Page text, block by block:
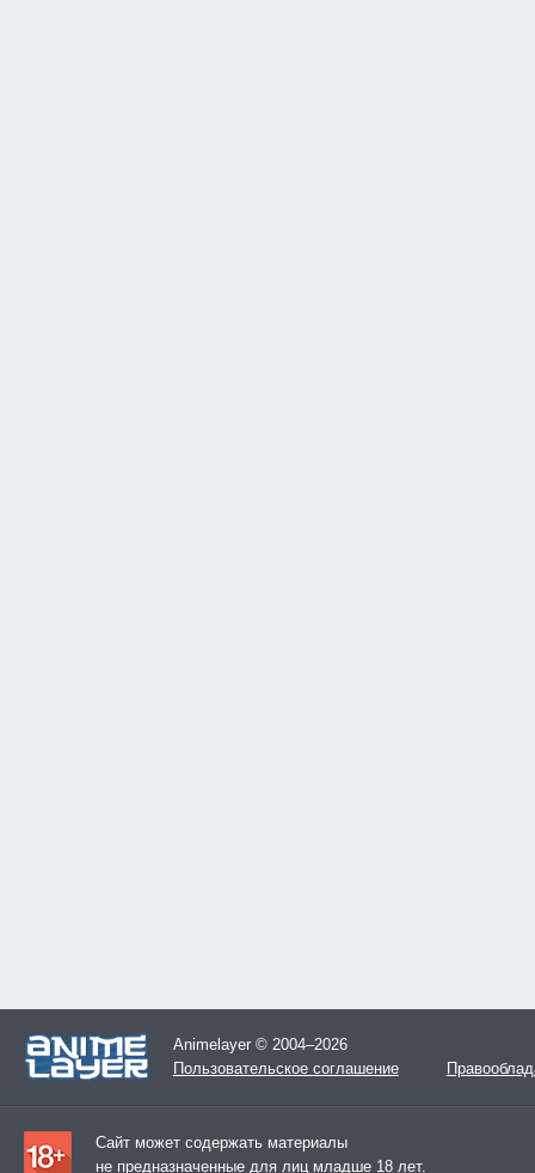
Animelayer © 2004–2026
Пользовательское соглашение
Сайт может содержать материалы
не предназначенные для лиц младше 18 лет.